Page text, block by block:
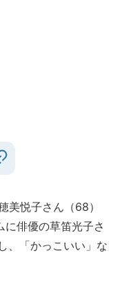
悦子さん（68）
俳優の草笛光子さ
、「かっこいい」な